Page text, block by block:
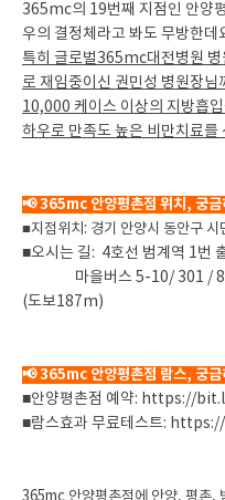
365mc의 19번째 지점인 안양
우의 결정체라고 봐도 무방한데
특히 글로벌365mc대전병원
로 재임중이신 권민성 병원장님
10,000 케이스 이상의 지방흡
하우로 만족도 높은 비만치료를
📢 365mc 안양평촌점 위치, 궁금
■지점위치: 경기 안양시 동안구
■오시는 길: 4호선 범계역 1번
마을버스 5-10/ 301 / 8 /
(도보187m)
📢 365mc 안양평촌점 람스, 궁금
■안양평촌점 예약: https://
■람스효과 무료테스트: